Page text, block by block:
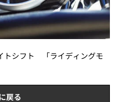
トシフト 「ライディングモ
戻る